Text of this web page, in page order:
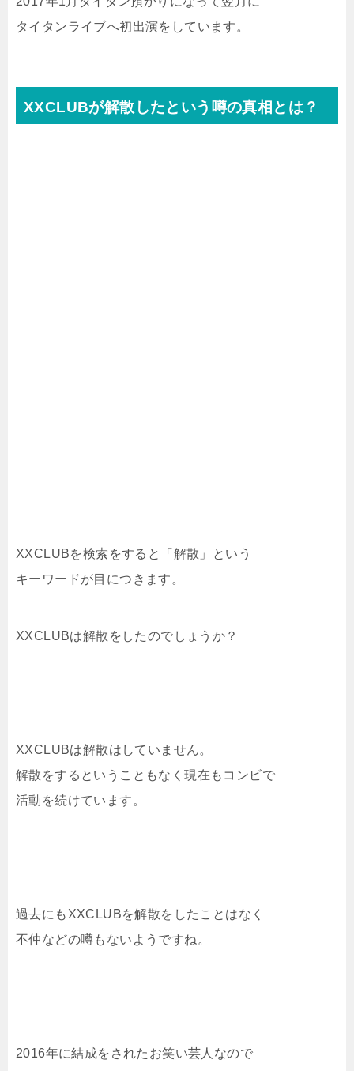
タイタンライブへ初出演をしています。
XXCLUBが解散したという噂の真相とは？
XXCLUBを検索をすると「解散」という
キーワードが目につきます。
XXCLUBは解散をしたのでしょうか？
XXCLUBは解散はしていません。
解散をするということもなく現在もコンビで
活動を続けています。
過去にもXXCLUBを解散をしたことはなく
不仲などの噂もないようですね。
2016年に結成をされたお笑い芸人なので